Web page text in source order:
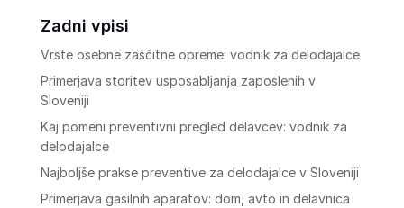
Zadni vpisi
Vrste osebne zaščitne opreme: vodnik za delodajalce
Primerjava storitev usposabljanja zaposlenih v
Sloveniji
Kaj pomeni preventivni pregled delavcev: vodnik za
delodajalce
Najboljše prakse preventive za delodajalce v Sloveniji
Primerjava gasilnih aparatov: dom, avto in delavnica